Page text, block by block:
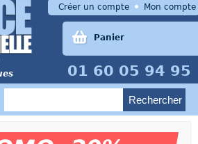
01 60 05 94 95
Panier
Créer un compte Mon compte